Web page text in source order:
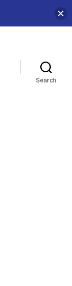
Search